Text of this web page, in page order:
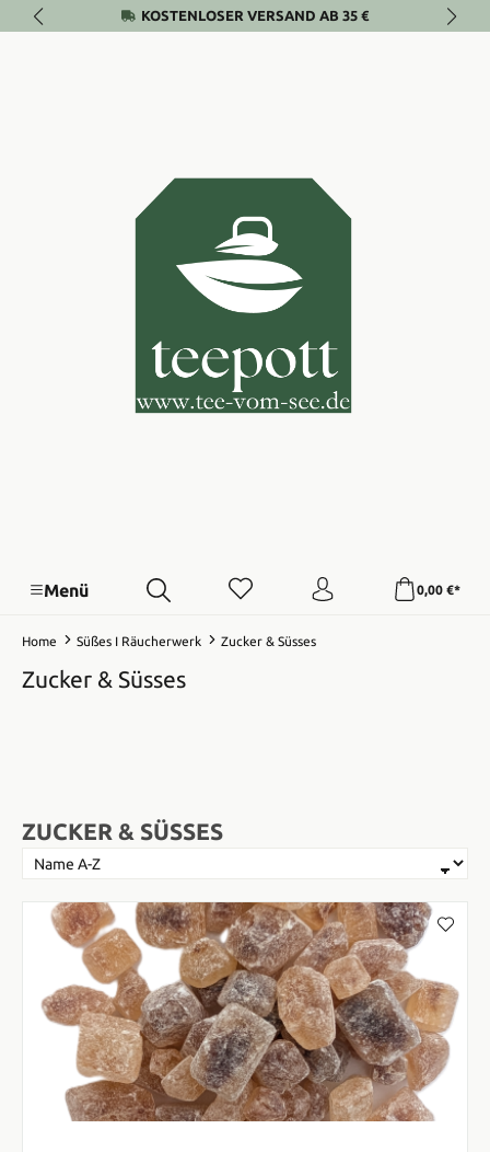
Zum Hauptinhalt springenKOSTENLOSER VERSAND AB 35 €
Menü 0,00 €*
Home Süßes I Räucherwerk Zucker & Süsses
Zucker & Süsses
ZUCKER & SÜSSES